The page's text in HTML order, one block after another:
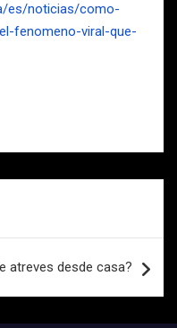
es/noticias/como-
fenomeno-viral-que-
atreves desde casa?